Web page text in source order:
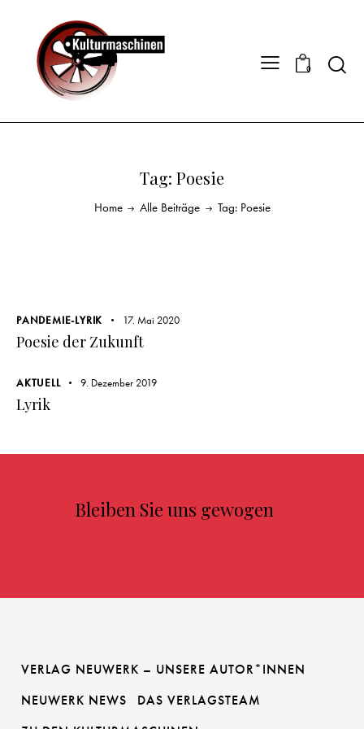
0
Tag: Poesie
Home Alle Beiträge Tag: Poesie
PANDEMIE-LYRIK 17. Mai 2020
Poesie der Zukunft
AKTUELL 9. Dezember 2019
Lyrik
Bleiben Sie uns gewogen
VERLAG NEUWERK – UNSERE AUTOR*INNEN
NEUWERK NEWS
DAS VERLAGSTEAM